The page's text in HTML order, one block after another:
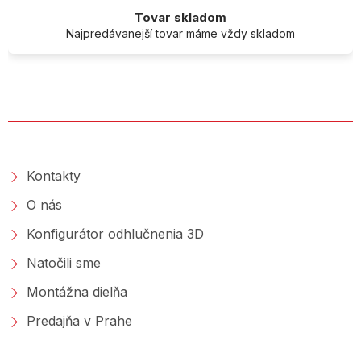
Tovar skladom
Najpredávanejší tovar máme vždy skladom
Kontakty
O nás
Konfigurátor odhlučnenia 3D
Natočili sme
Montážna dielňa
Predajňa v Prahe